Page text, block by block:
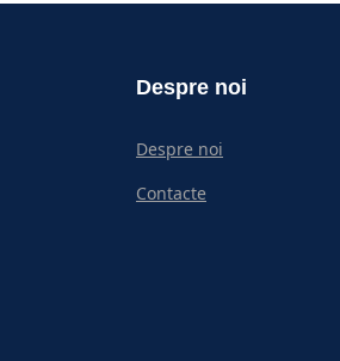
Despre noi
Despre noi
Contacte